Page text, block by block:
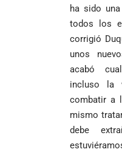
ha sido
todos los
corrigió
unos
acabó
incluso la
combatir a
mismo
debe